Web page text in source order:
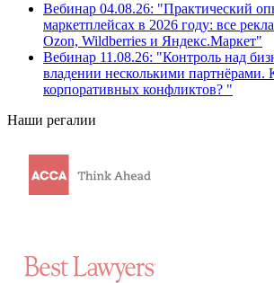
Вебинар 04.08.26: "Практический
маркетплейсах в 2026 году: все
Ozon, Wildberries и Яндекс.Маркет"
Вебинар 11.08.26: "Контроль над
владении несколькими партнёрами.
корпоративных конфликтов? "
Наши регалии